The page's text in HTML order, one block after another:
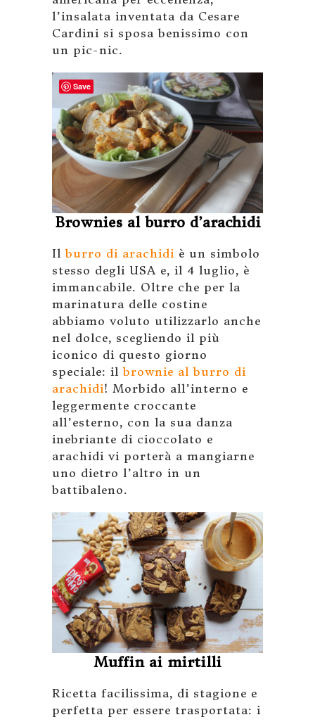
l’insalata inventata da Cesare
Cardini si sposa benissimo con
un pic-nic.
Brownies al burro d’arachidi
Ilburro di arachidi è un simbolo
stesso degli USA e, il 4 luglio, è
immancabile. Oltre che per la
marinatura delle costine
abbiamo voluto utilizzarlo anche
nel dolce, scegliendo il più
iconico di questo giorno
speciale: ilbrownie al burro di
arachidi! Morbido all’interno e
leggermente croccante
all’esterno, con la sua danza
inebriante di cioccolato e
arachidi vi porterà a mangiarne
uno dietro l’altro in un
battibaleno.
Muffin ai mirtilli
Ricetta facilissima, di stagione e
perfetta per essere trasportata: i
Save